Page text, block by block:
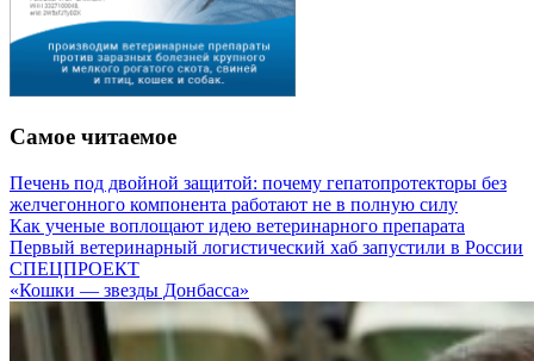
Самое читаемое
Печень под двойной защитой: почему гепатопротекторы без
желчегонного компонента работают не в полную силу
Как ученые воплощают идею ветеринарного препарата
Первый ветеринарный логистический хаб запустили в России
СПЕЦПРОЕКТ
«Кошки — звезды Донбасса»